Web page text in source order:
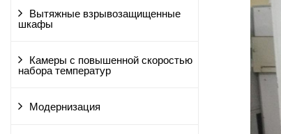
Вытяжные взрывозащищенные
шкафы
Камеры с повышенной скоростью
набора температур
Модернизация